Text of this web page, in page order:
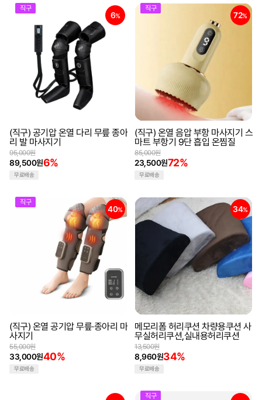
직구
6%
(직구) 공기압 온열 다리 무릎 종아
리 발 마사지기
89,500원6%
95,000원
무료배송
직구
72%
(직구) 온열 음압 부항 마사지기 스
마트 부항기 9단 흡입 온찜질
23,500원72%
85,000원
무료배송
직구
40%
(직구) 온열 공기압 무릎·종아리 마
사지기
33,000원40%
55,000원
무료배송
34%
메모리폼 허리쿠션 차량용쿠션 사
무실허리쿠션,실내용허리쿠션
8,960원34%
13,500원
무료배송
직구